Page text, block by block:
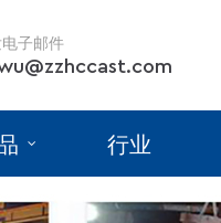
子邮件
行业